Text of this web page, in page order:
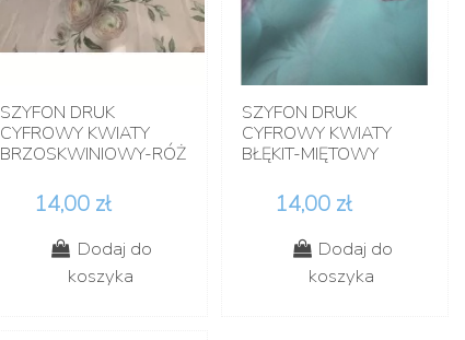
SZYFON DRUK
CYFROWY KWIATY
BRZOSKWINIOWY-RÓŻ
14,00 zł
Dodaj do
koszyka
SZYFON DRUK
CYFROWY KWIATY
BŁĘKIT-MIĘTOWY
14,00 zł
Dodaj do
koszyka